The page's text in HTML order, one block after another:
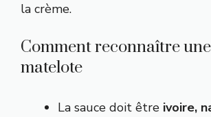
la crème.
Comment reconnaître
matelote
La sauce doit être ivoire,